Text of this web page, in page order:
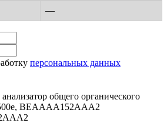
—
персональных данных
общего органического
BEAAAA152AAA2